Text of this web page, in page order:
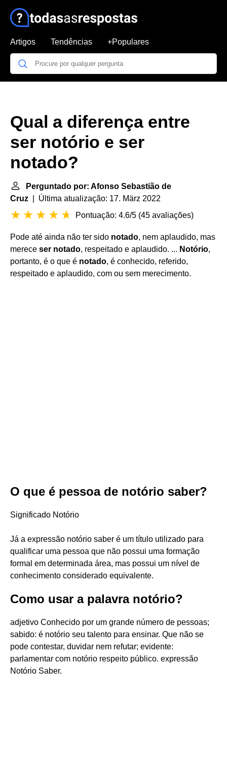
Artigos Tendências +Populares
Qual a diferença entre
ser notório e ser
notado?
Perguntado por: Afonso Sebastião de
Cruz | Última atualização: 17. März 2022
Pontuação: 4.6/5 (45 avaliações)
Pode até ainda não ter sido notado, nem aplaudido, mas
merece ser notado, respeitado e aplaudido. ... Notório,
portanto, é o que é notado, é conhecido, referido,
respeitado e aplaudido, com ou sem merecimento.
O que é pessoa de notório saber?
Significado Notório
Já a expressão notório saber é um título utilizado para
qualificar uma pessoa que não possui uma formação
formal em determinada área, mas possui um nível de
conhecimento considerado equivalente.
Como usar a palavra notório?
adjetivo Conhecido por um grande número de pessoas;
sabido: é notório seu talento para ensinar. Que não se
pode contestar, duvidar nem refutar; evidente:
parlamentar com notório respeito público. expressão
Notório Saber.